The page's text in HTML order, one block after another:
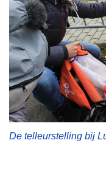
De telleurstelling bij